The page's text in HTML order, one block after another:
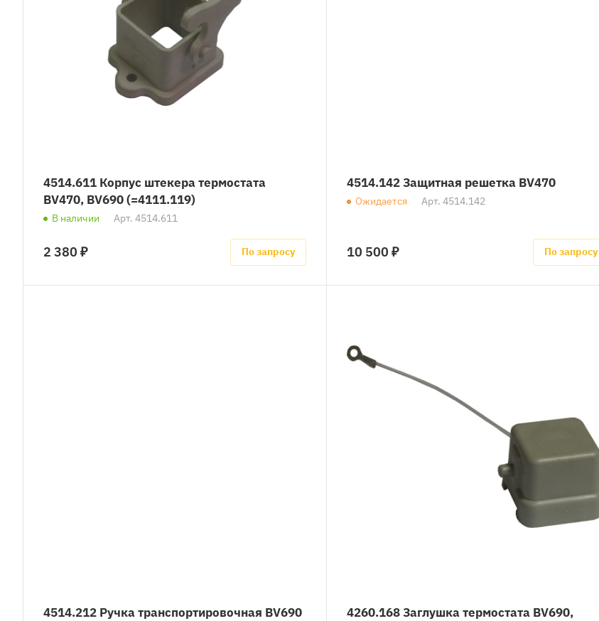
4514.611 Корпус штекера термостата
BV470, BV690 (=4111.119)
В наличии Арт. 4514.611
2 380 ₽ По запросу
4514.142 Защитная решетка BV470
Ожидается Арт. 4514.142
10 500 ₽ По запросу
4514.212 Ручка транспортировочная BV690 4260.168 Заглушка термостата BV690,